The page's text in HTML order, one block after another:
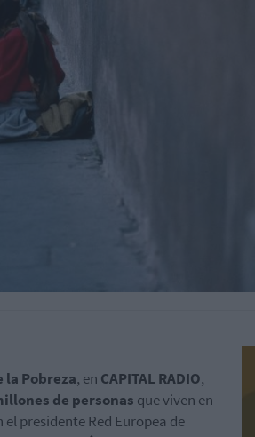
Pobreza, en CAPITAL RADIO,
de personas que viven en
presidente Red Europea de